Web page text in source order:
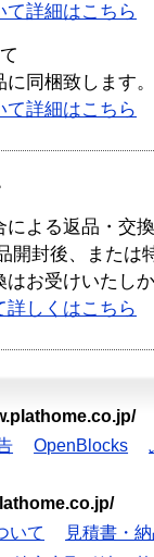
て詳細はこちら
に同梱致します。
て詳細はこちら
による返品・交
開封後、または
はお受けいたし
詳しくはこちら
OpenBlocks
いて
見積書・